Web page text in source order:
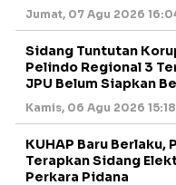
Jumat, 07 Agu 2026
Sidang Tuntutan
Pelindo Regional 3
JPU Belum Siapkan
Kamis, 06 Agu 2026
KUHAP Baru Berlaku,
Terapkan Sidang
Perkara Pidana